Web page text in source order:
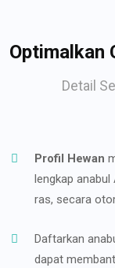
Optimalkan
Detail
Profil Hewan
lengkap anabul
ras, secara
Daftarkan
dapat